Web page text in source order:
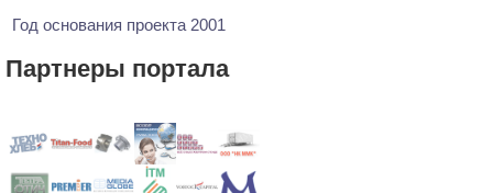
Год основания проекта 2001
Партнеры портала